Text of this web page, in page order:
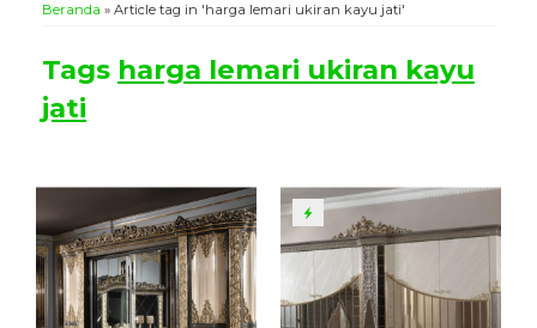
Beranda » Article tag in 'harga lemari ukiran kayu jati'
Tags harga lemari ukiran kayu
jati